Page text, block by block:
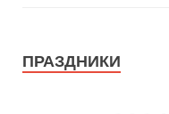
ПРАЗДНИКИ